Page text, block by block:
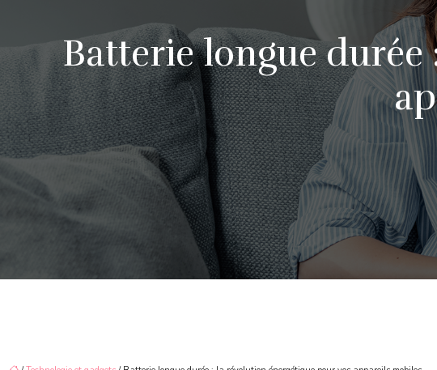
Batterie longue